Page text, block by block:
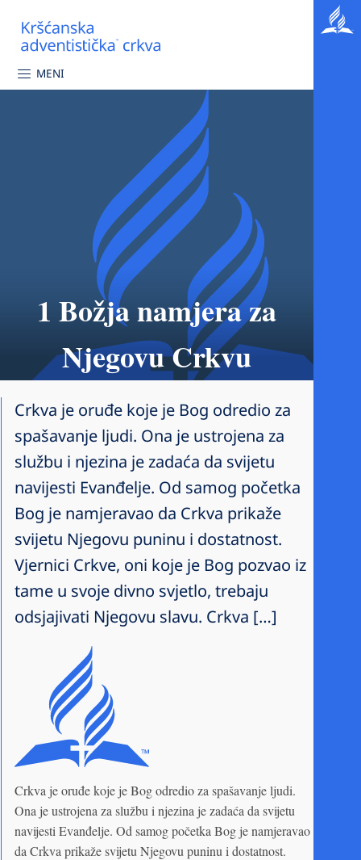
MENI
1 Božja namjera za
Njegovu Crkvu
Crkva je oruđe koje je Bog odredio za
spašavanje ljudi. Ona je ustrojena za
službu i njezina je zadaća da svijetu
navijesti Evanđelje. Od samog početka
Bog je namjeravao da Crkva prikaže
svijetu Njegovu puninu i dostatnost.
Vjernici Crkve, oni koje je Bog pozvao iz
tame u svoje divno svjetlo, trebaju
odsjajivati Njegovu slavu. Crkva […]
Crkva je oruđe koje je Bog odredio za spašavanje ljudi.
Ona je ustrojena za službu i njezina je zadaća da svijetu
navijesti Evanđelje. Od samog početka Bog je namjeravao
da Crkva prikaže svijetu Njegovu puninu i dostatnost.